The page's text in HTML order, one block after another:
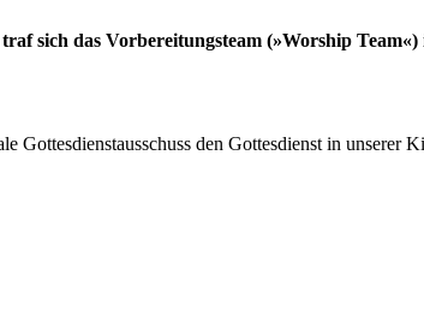
sich das Vorbereitungsteam (»Worship
Gottesdienstausschuss den Gottesdienst in